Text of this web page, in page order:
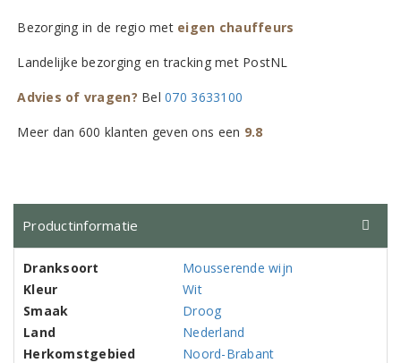
Bezorging in de regio met eigen chauffeurs
Landelijke bezorging en tracking met PostNL
Advies of vragen? Bel070 3633100
Meer dan 600 klanten geven ons een 9.8
Productinformatie
Dranksoort
Mousserende wijn
Kleur
Wit
Smaak
Droog
Land
Nederland
Herkomstgebied
Noord-Brabant